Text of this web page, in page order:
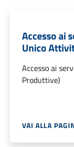
Accesso ai
Unico
Accesso ai
Produttive)
VAI ALLA